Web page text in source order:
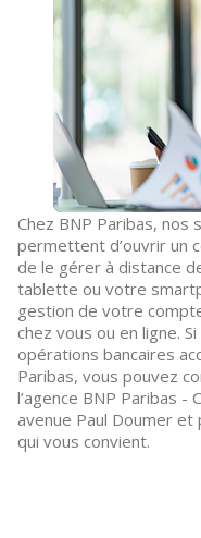
Chez BNP Paribas, nos
permettent d’ouvrir un
de le gérer à distance
tablette ou votre
gestion de votre
chez vous ou en ligne.
opérations bancaires
Paribas, vous pouvez
l’agence BNP Paribas -
avenue Paul Doumer
qui vous convient.